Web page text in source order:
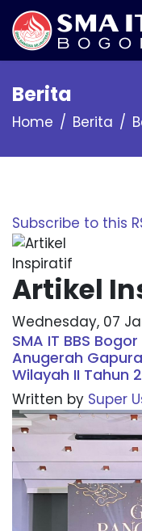
Berita
Home Berita
Subscribe to this
Artikel
Wednesday, 07
SMA IT BBS
Anugerah
Wilayah II Tahun
Written by Super